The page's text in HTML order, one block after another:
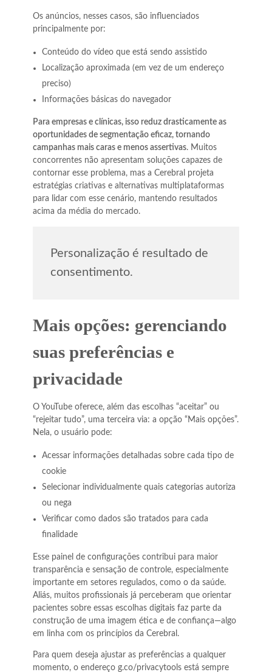
Os anúncios, nesses casos, são influenciados
principalmente por:
Conteúdo do vídeo que está sendo assistido
Localização aproximada (em vez de um endereço
preciso)
Informações básicas do navegador
Para empresas e clínicas, isso reduz drasticamente as
oportunidades de segmentação eficaz, tornando
campanhas mais caras e menos assertivas. Muitos
concorrentes não apresentam soluções capazes de
contornar esse problema, mas a Cerebral projeta
estratégias criativas e alternativas multiplataformas
para lidar com esse cenário, mantendo resultados
acima da média do mercado.
Personalização é resultado de
consentimento.
Mais opções: gerenciando
suas preferências e
privacidade
O YouTube oferece, além das escolhas “aceitar” ou
“rejeitar tudo”, uma terceira via: a opção “Mais opções”.
Nela, o usuário pode:
Acessar informações detalhadas sobre cada tipo de
cookie
Selecionar individualmente quais categorias autoriza
ou nega
Verificar como dados são tratados para cada
finalidade
Esse painel de configurações contribui para maior
transparência e sensação de controle, especialmente
importante em setores regulados, como o da saúde.
Aliás, muitos profissionais já perceberam que orientar
pacientes sobre essas escolhas digitais faz parte da
construção de uma imagem ética e de confiança—algo
em linha com os princípios da Cerebral.
Para quem deseja ajustar as preferências a qualquer
momento, o endereço g.co/privacytools está sempre